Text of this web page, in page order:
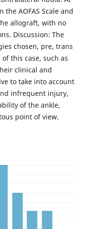
the AOFAS Scale and
allograft, with no
Discussion: The
chosen, pre, trans
this case, such as
clinical and
to take into account
infrequent injury,
of the ankle,
point of view.